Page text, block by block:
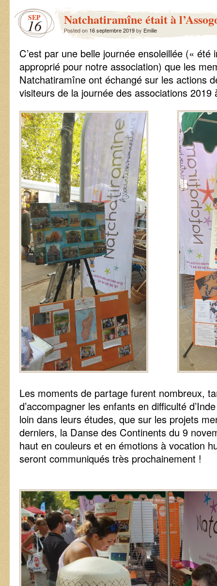
SEP
16 Natchatiramîne était à
Posted on 16 septembre 2019by Emilie
C’est par une belle journée ensoleillée («
approprié pour notre association) que les
Natchatiramîne ont échangé sur les actions
visiteurs de la journée des associations 2019
Les moments de partage furent nombreux,
d’accompagner les enfants en difficulté
loin dans leurs études, que sur les projets
derniers, la Danse des Continents du 9
haut en couleurs et en émotions à vocation
seront communiqués très prochainement !